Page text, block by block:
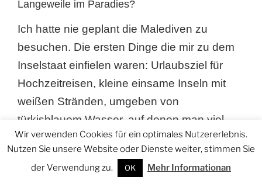
Langeweile im Paradies?
Ich hatte nie geplant die Malediven zu
besuchen. Die ersten Dinge die mir zu dem
Inselstaat einfielen waren: Urlaubsziel für
Hochzeitreisen, kleine einsame Inseln mit
weißen Stränden, umgeben von
türkisblauem Wasser, auf denen man viel
Ruhe und Zeit hat. Kurz, sehr schön aber
auch ziemlich langweilig. So war meine
Meinung – aber da ich die Schnauze von
Wir verwenden Cookies für ein optimales Nutzererlebnis.
Nutzen Sie unsere Website oder Dienste weiter, stimmen Sie
der Verwendung zu.
OK Mehr Informationan